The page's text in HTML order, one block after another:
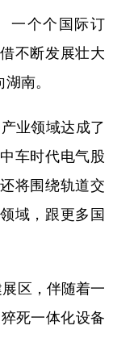
عربى
한국어
个个国际订
不断发展壮大
南。
业领域达成了
车时代电气股
将围绕轨道交
域，跟更多国
区，伴随着一
死一体化设备